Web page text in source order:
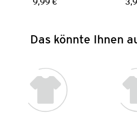
Preis:
Das könnte Ihnen